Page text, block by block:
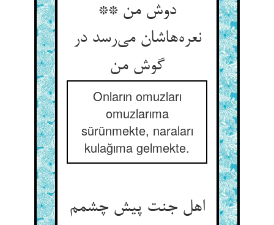
دوش من **
نعره‌‌هاشان می‌‌رسد در
Onların omuzları
omuzlarıma
sürünmekte, naraları
kulağıma gelmekte.
اهل جنت پیش چشمم